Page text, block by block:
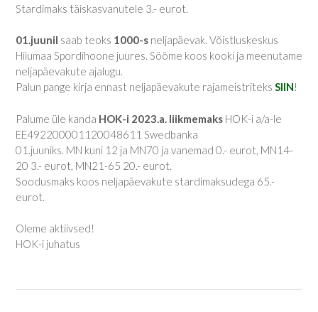
Stardimaks täiskasvanutele 3.- eurot.
01.juunil saab teoks 1000-s neljapäevak. Võistluskeskus
Hiiumaa Spordihoone juures. Sööme koos kooki ja meenutame
neljapäevakute ajalugu.
Palun pange kirja ennast neljapäevakute rajameistriteks SIIN!
Palume üle kanda HOK-i 2023.a. liikmemaks HOK-i a/a-le
EE492200001120048611 Swedbanka
01.juuniks. MN kuni 12 ja MN70 ja vanemad 0.- eurot, MN14-
20 3.- eurot, MN21-65 20.- eurot.
Soodusmaks koos neljapäevakute stardimaksudega 65.-
eurot.
Oleme aktiivsed!
HOK-i juhatus